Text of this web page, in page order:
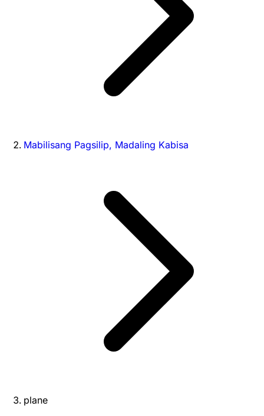
Mabilisang Pagsilip, Madaling Kabisa
plane